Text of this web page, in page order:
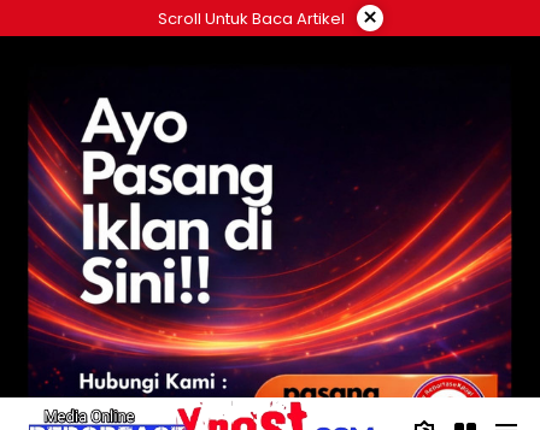
ke
Scroll Untuk Baca Artikel ×